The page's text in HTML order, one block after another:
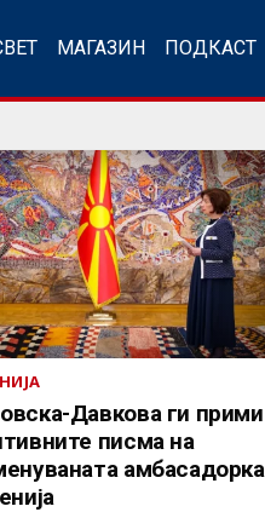
МАГАЗИН ПОДКАСТ
Давкова ги прими
писма на
амбасадорка